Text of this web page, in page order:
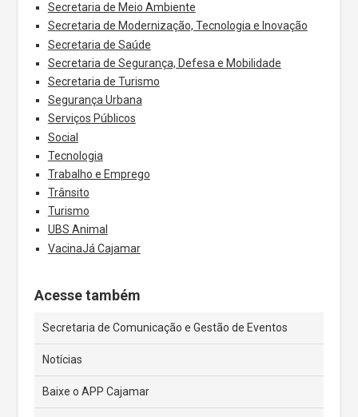
Secretaria de Meio Ambiente
Secretaria de Modernização, Tecnologia e Inovação
Secretaria de Saúde
Secretaria de Segurança, Defesa e Mobilidade
Secretaria de Turismo
Segurança Urbana
Serviços Públicos
Social
Tecnologia
Trabalho e Emprego
Trânsito
Turismo
UBS Animal
VacinaJá Cajamar
Acesse também
Secretaria de Comunicação e Gestão de Eventos
Notícias
Baixe o APP Cajamar